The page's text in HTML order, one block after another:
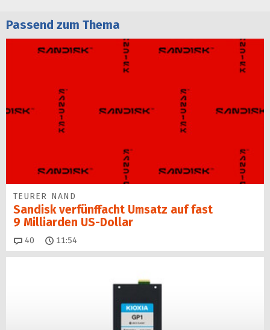
Passend zum Thema
TEURER NAND
Sandisk verfünffacht Umsatz auf fast
9 Milliarden US-Dollar
40 Kommentare
11:54